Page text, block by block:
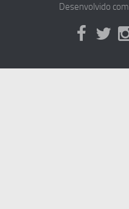
Desenvolvido com